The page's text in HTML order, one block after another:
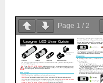
Page 1 /2